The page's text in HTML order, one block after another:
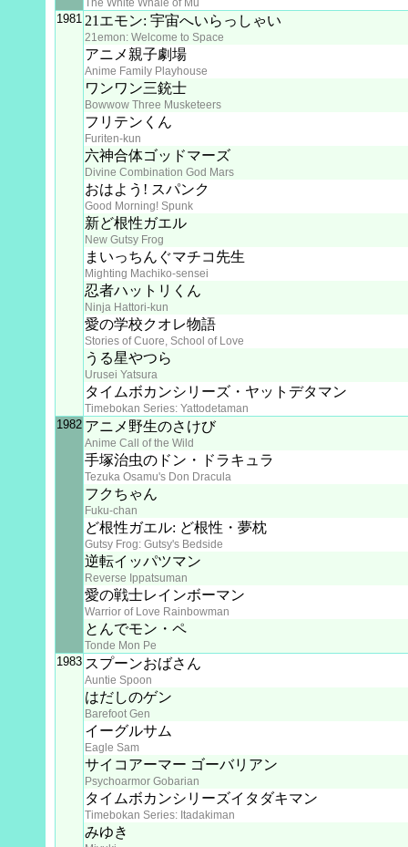
The White Whale of Mu
1981 21エモン: 宇宙へいらっしゃい
21emon: Welcome to Space
アニメ親子劇場
Anime Family Playhouse
ワンワン三銃士
Bowwow Three Musketeers
フリテンくん
Furiten-kun
六神合体ゴッドマーズ
Divine Combination God Mars
おはよう! スパンク
Good Morning! Spunk
新ど根性ガエル
New Gutsy Frog
まいっちんぐマチコ先生
Mighting Machiko-sensei
忍者ハットリくん
Ninja Hattori-kun
愛の学校クオレ物語
Stories of Cuore, School of Love
うる星やつら
Urusei Yatsura
タイムボカンシリーズ・ヤットデタマン
Timebokan Series: Yattodetaman
1982 アニメ野生のさけび
Anime Call of the Wild
手塚治虫のドン・ドラキュラ
Tezuka Osamu's Don Dracula
フクちゃん
Fuku-chan
ど根性ガエル: ど根性・夢枕
Gutsy Frog: Gutsy's Bedside
逆転イッパツマン
Reverse Ippatsuman
愛の戦士レインボーマン
Warrior of Love Rainbowman
とんでモン・ペ
Tonde Mon Pe
1983 スプーンおばさん
Auntie Spoon
はだしのゲン
Barefoot Gen
イーグルサム
Eagle Sam
サイコアーマー ゴーバリアン
Psychoarmor Gobarian
タイムボカンシリーズイタダキマン
Timebokan Series: Itadakiman
みゆき